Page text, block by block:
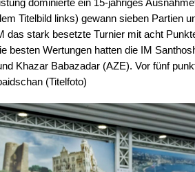
Titelbild links) gewann sieben Partien
das stark besetzte Turnier mit acht
besten Wertungen hatten die IM
Khazar Babazadar (AZE). Vor fünf
(Titelfoto)